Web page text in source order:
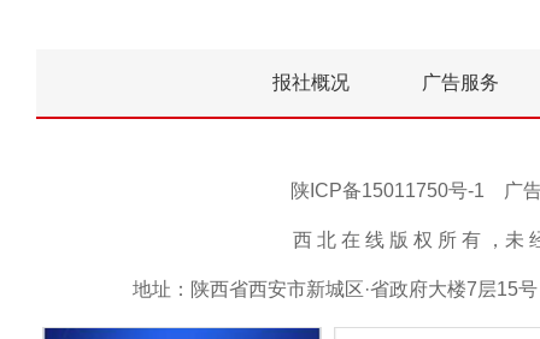
报社概况 广告服务
陕ICP备15011750号-1 广
西 北 在 线 版 权 所 有 ，未
地址：陕西省西安市新城区·省政府大楼7层